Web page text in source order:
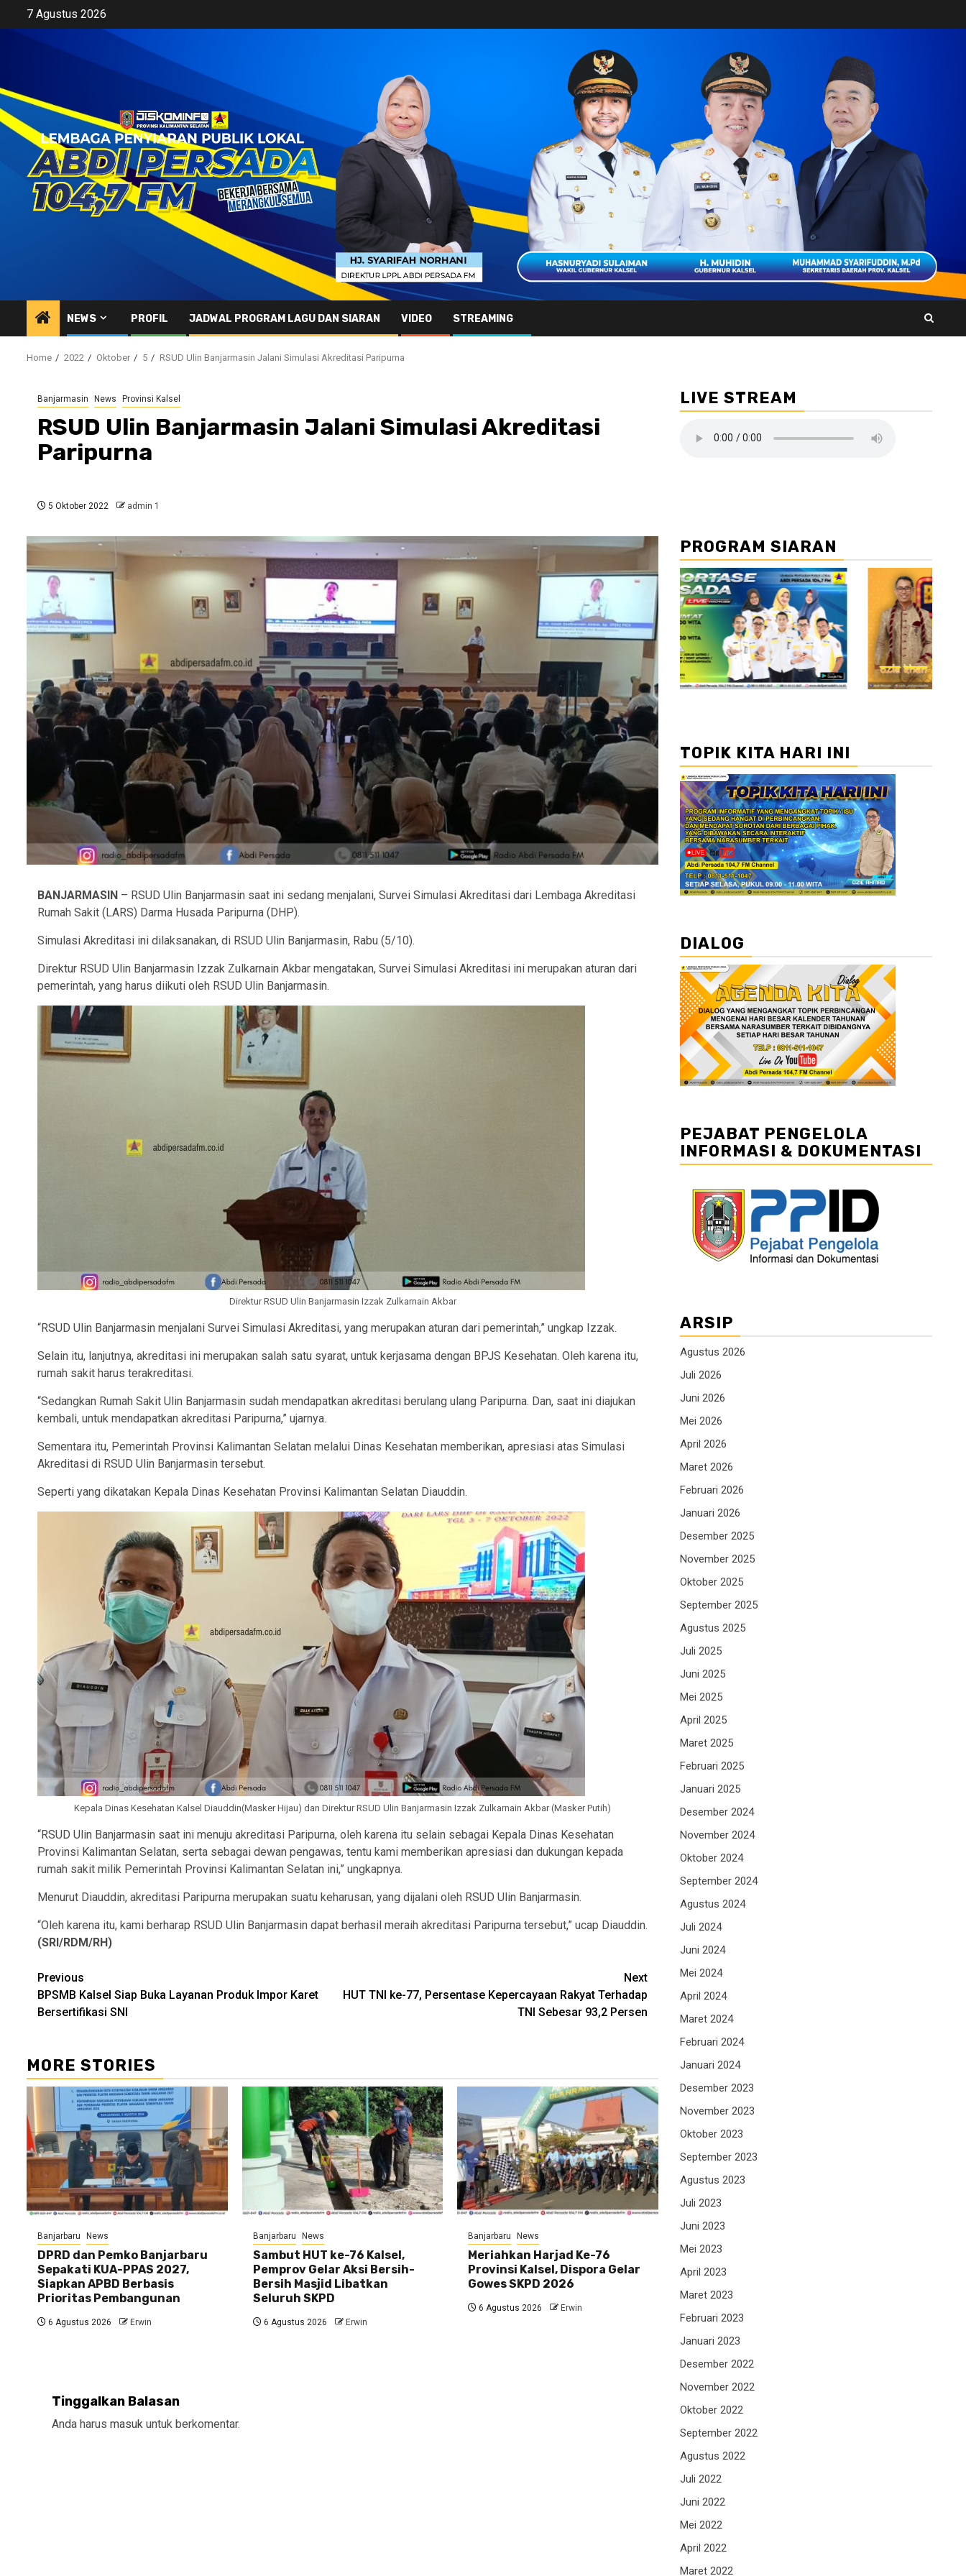
content
7 Agustus 2026
NEWS PROFIL JADWAL PROGRAM LAGU DAN SIARAN VIDEO STREAMING
Home 2022 Oktober 5 RSUD Ulin Banjarmasin Jalani Simulasi Akreditasi Paripurna
Banjarmasin News Provinsi Kalsel
RSUD Ulin Banjarmasin Jalani Simulasi Akreditasi
Paripurna
5 Oktober 2022 admin 1
BANJARMASIN – RSUD Ulin Banjarmasin saat ini sedang menjalani, Survei Simulasi Akreditasi dari Lembaga Akreditasi
Rumah Sakit (LARS) Darma Husada Paripurna (DHP).
Simulasi Akreditasi ini dilaksanakan, di RSUD Ulin Banjarmasin, Rabu (5/10).
Direktur RSUD Ulin Banjarmasin Izzak Zulkarnain Akbar mengatakan, Survei Simulasi Akreditasi ini merupakan aturan dari
pemerintah, yang harus diikuti oleh RSUD Ulin Banjarmasin.
Direktur RSUD Ulin Banjarmasin Izzak Zulkarnain Akbar
“RSUD Ulin Banjarmasin menjalani Survei Simulasi Akreditasi, yang merupakan aturan dari pemerintah,” ungkap Izzak.
Selain itu, lanjutnya, akreditasi ini merupakan salah satu syarat, untuk kerjasama dengan BPJS Kesehatan. Oleh karena itu,
rumah sakit harus terakreditasi.
“Sedangkan Rumah Sakit Ulin Banjarmasin sudah mendapatkan akreditasi berulang ulang Paripurna. Dan, saat ini diajukan
kembali, untuk mendapatkan akreditasi Paripurna,” ujarnya.
Sementara itu, Pemerintah Provinsi Kalimantan Selatan melalui Dinas Kesehatan memberikan, apresiasi atas Simulasi
Akreditasi di RSUD Ulin Banjarmasin tersebut.
Seperti yang dikatakan Kepala Dinas Kesehatan Provinsi Kalimantan Selatan Diauddin.
Kepala Dinas Kesehatan Kalsel Diauddin(Masker Hijau) dan Direktur RSUD Ulin Banjarmasin Izzak Zulkarnain Akbar (Masker Putih)
“RSUD Ulin Banjarmasin saat ini menuju akreditasi Paripurna, oleh karena itu selain sebagai Kepala Dinas Kesehatan
Provinsi Kalimantan Selatan, serta sebagai dewan pengawas, tentu kami memberikan apresiasi dan dukungan kepada
rumah sakit milik Pemerintah Provinsi Kalimantan Selatan ini,” ungkapnya.
Menurut Diauddin, akreditasi Paripurna merupakan suatu keharusan, yang dijalani oleh RSUD Ulin Banjarmasin.
“Oleh karena itu, kami berharap RSUD Ulin Banjarmasin dapat berhasil meraih akreditasi Paripurna tersebut,” ucap Diauddin.
(SRI/RDM/RH)
Continue
Reading
Previous
BPSMB Kalsel Siap Buka Layanan Produk Impor Karet
Bersertifikasi SNI
Next
HUT TNI ke-77, Persentase Kepercayaan Rakyat Terhadap
TNI Sebesar 93,2 Persen
MORE STORIES
Banjarbaru News
DPRD dan Pemko Banjarbaru
Sepakati KUA-PPAS 2027,
Siapkan APBD Berbasis
Prioritas Pembangunan
6 Agustus 2026 Erwin
Banjarbaru News
Sambut HUT ke-76 Kalsel,
Pemprov Gelar Aksi Bersih-
Bersih Masjid Libatkan
Seluruh SKPD
6 Agustus 2026 Erwin
Banjarbaru News
Meriahkan Harjad Ke-76
Provinsi Kalsel, Dispora Gelar
Gowes SKPD 2026
6 Agustus 2026 Erwin
Tinggalkan Balasan
Anda harus masuk untuk berkomentar.
LIVE STREAM
PROGRAM SIARAN
//1 //2
TOPIK KITA HARI INI
DIALOG
PEJABAT PENGELOLA
INFORMASI & DOKUMENTASI
ARSIP
Agustus 2026
Juli 2026
Juni 2026
Mei 2026
April 2026
Maret 2026
Februari 2026
Januari 2026
Desember 2025
November 2025
Oktober 2025
September 2025
Agustus 2025
Juli 2025
Juni 2025
Mei 2025
April 2025
Maret 2025
Februari 2025
Januari 2025
Desember 2024
November 2024
Oktober 2024
September 2024
Agustus 2024
Juli 2024
Juni 2024
Mei 2024
April 2024
Maret 2024
Februari 2024
Januari 2024
Desember 2023
November 2023
Oktober 2023
September 2023
Agustus 2023
Juli 2023
Juni 2023
Mei 2023
April 2023
Maret 2023
Februari 2023
Januari 2023
Desember 2022
November 2022
Oktober 2022
September 2022
Agustus 2022
Juli 2022
Juni 2022
Mei 2022
April 2022
Maret 2022